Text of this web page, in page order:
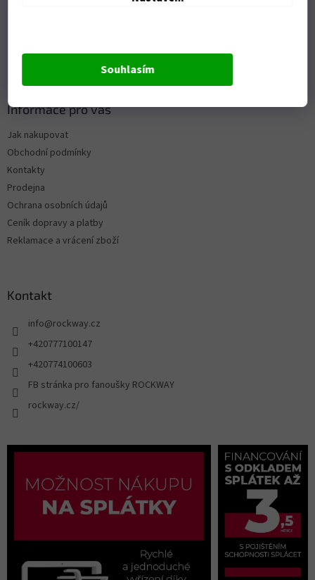
Souhlasím
Informace pro vás
Jak nakupovat
Obchodní podmínky
Kontakty
Prodejna
Ochrana osobních údajů
Ceník dopravy a platby
Reklamace a vrácení zboží
Kontakt
info@rockway.cz
+420777100147
+420774100603
FB stránka pro fanoušky ROCKWAY
rockway.cz/